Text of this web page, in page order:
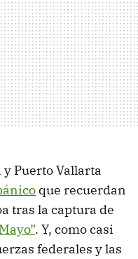
Puerto Vallarta
que recuerdan
tras la captura de
. Y, como casi
federales y las